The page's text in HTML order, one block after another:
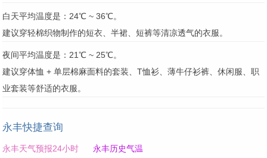
白天平均温度是：24℃ ~ 36℃。
建议穿轻棉织物制作的短衣、半裙、短裤等清凉透气的衣服。
夜间平均温度是：21℃ ~ 25℃。
建议穿体恤 + 单层棉麻面料的套装、T恤衫、薄牛仔衫裤、休闲服、职
业套装等舒适的衣服。
永丰快捷查询
永丰天气预报24小时 永丰历史气温